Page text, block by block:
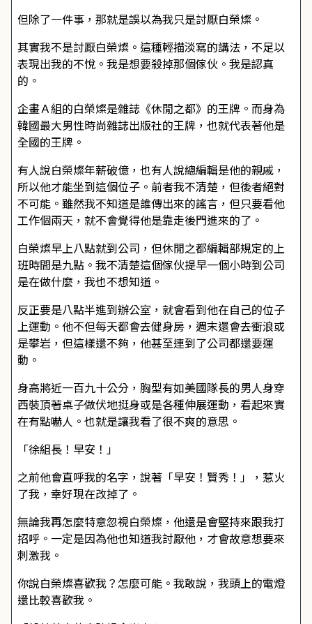
但除了一件事，那就是誤以為我只是討厭白榮燦。
其實我不是討厭白榮燦。這種輕描淡寫的講法，不足以
表現出我的不悅。我是想要殺掉那個傢伙。我是認真
的。
企畫Ａ組的白榮燦是雜誌《休閒之都》的王牌。而身為
韓國最大男性時尚雜誌出版社的王牌，也就代表著他是
全國的王牌。
有人說白榮燦年薪破億，也有人說總編輯是他的親戚，
所以他才能坐到這個位子。前者我不清楚，但後者絕對
不可能。雖然我不知道是誰傳出來的謠言，但只要看他
工作個兩天，就不會覺得他是靠走後門進來的了。
白榮燦早上八點就到公司，但休閒之都編輯部規定的上
班時間是九點。我不清楚這個傢伙提早一個小時到公司
是在做什麼，我也不想知道。
反正要是八點半進到辦公室，就會看到他在自己的位子
上運動。他不但每天都會去健身房，週末還會去衝浪或
是攀岩，但這樣還不夠，他甚至連到了公司都還要運
動。
身高將近一百九十公分，胸型有如美國隊長的男人身穿
西裝頂著桌子做伏地挺身或是各種伸展運動，看起來實
在有點嚇人。也就是讓我看了很不爽的意思。
「徐組長！早安！」
之前他會直呼我的名字，說著「早安！賢秀！」，惹火
了我，幸好現在改掉了。
無論我再怎麼特意忽視白榮燦，他還是會堅持來跟我打
招呼。一定是因為他也知道我討厭他，才會故意想要來
刺激我。
你說白榮燦喜歡我？怎麼可能。我敢說，我頭上的電燈
還比較喜歡我。